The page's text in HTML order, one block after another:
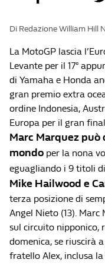
Di Redazione William Hill
La MotoGP lascia
Levante per il 17°
di Yamaha e Honda
gran premio extra
ordine Indonesia,
Europa per il gran
Marc Marquez può
mondo per la nona
eguagliando i 9 titoli
Mike Hailwood e
terza posizione di
Angel Nieto (13).
sul circuito nipponico,
domenica, se riuscirà
fratello Alex, inclusa la